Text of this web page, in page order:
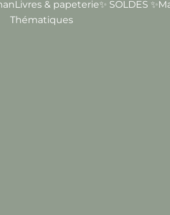
Livres & papeterie✨ SOLDES ✨
Thématiques